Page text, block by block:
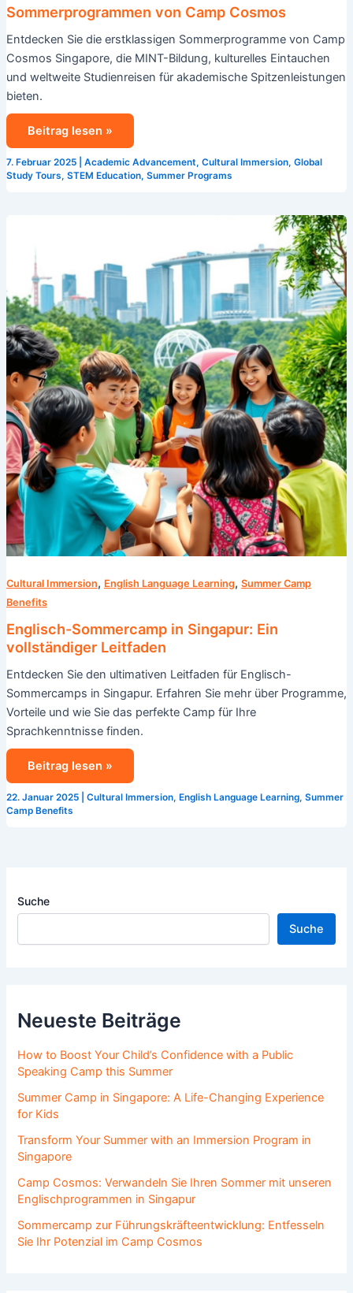
Sommerprogrammen von Camp Cosmos
Entdecken Sie die erstklassigen Sommerprogramme von Camp
Cosmos Singapore, die MINT-Bildung, kulturelles Eintauchen
und weltweite Studienreisen für akademische Spitzenleistungen
bieten.
Beitrag lesen »
7. Februar 2025 Academic Advancement, Cultural Immersion, Global
Study Tours, STEM Education, Summer Programs
Cultural Immersion, English Language Learning, Summer Camp
Benefits
Englisch-Sommercamp in Singapur: Ein
vollständiger Leitfaden
Entdecken Sie den ultimativen Leitfaden für Englisch-
Sommercamps in Singapur. Erfahren Sie mehr über Programme,
Vorteile und wie Sie das perfekte Camp für Ihre
Sprachkenntnisse finden.
in
Singapur:
Ein
vollständiger
Leitfaden
Beitrag lesen »
22. Januar 2025 Cultural Immersion, English Language Learning, Summer
Camp Benefits
Suche
Suche
Neueste Beiträge
How to Boost Your Child’s Confidence with a Public
Speaking Camp this Summer
Summer Camp in Singapore: A Life-Changing Experience
for Kids
Transform Your Summer with an Immersion Program in
Singapore
Camp Cosmos: Verwandeln Sie Ihren Sommer mit unseren
Englischprogrammen in Singapur
Sommercamp zur Führungskräfteentwicklung: Entfesseln
Sie Ihr Potenzial im Camp Cosmos